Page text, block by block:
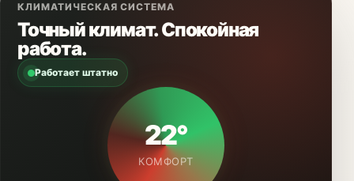
КЛИМАТИЧЕСКАЯ СИСТЕМА
Точный климат. Спокойная
работа.
Работает штатно
22°
КОМФОРТ